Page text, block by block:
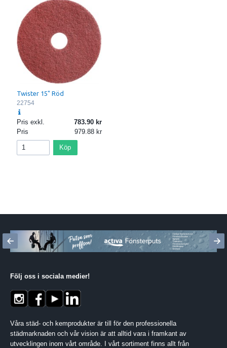
Twister 15" Röd
22754
Pris exkl.
783.90
Pris
979.88
Köp
Följ oss i sociala medier!
Våra städ- och kemprodukter är till för den professionella
städmarknaden och vår vision är att alltid vara i framkant av
utvecklingen inom vårt område. I vårt sortiment finns allt från